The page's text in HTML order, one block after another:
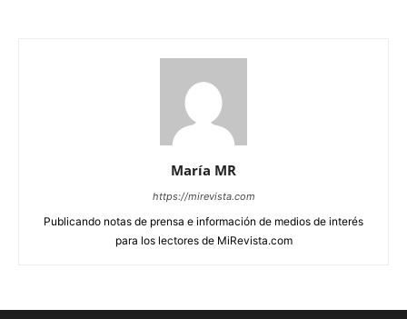
María MR
https://mirevista.com
Publicando notas de prensa e información de medios de interés
para los lectores de MiRevista.com